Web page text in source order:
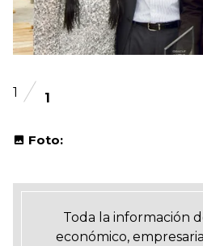
1 1
Foto:
Toda la información
económico,